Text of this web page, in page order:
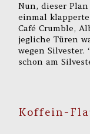
Nun, dieser
einmal
Café Crumble,
jegliche Türen
wegen Silvester.
schon am
Koffein-